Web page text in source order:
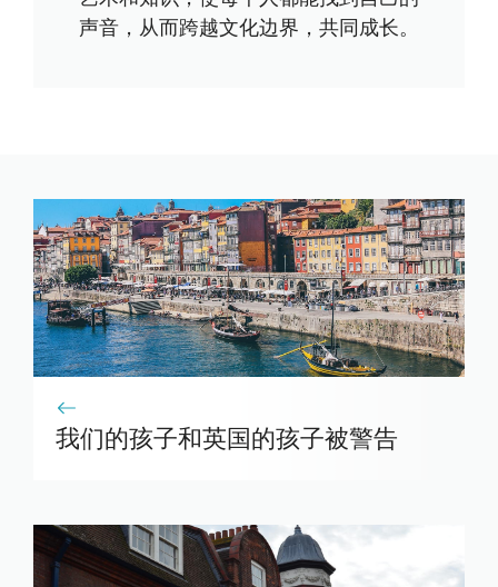
声音，从而跨越文化边界，共同成长。
我们的孩子和英国的孩子被警告